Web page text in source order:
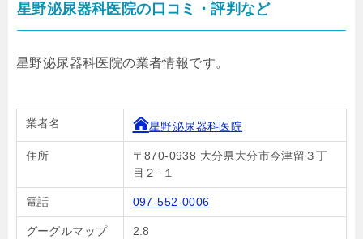
星野泌尿器科医院の口コミ・評判など
星野泌尿器科医院の業者情報です。
業者名 星野泌尿器科医院
住所
〒870-0938 大分県大分市今津留３丁
目２−１
電話 097-552-0006
グーグルマップ
2.8